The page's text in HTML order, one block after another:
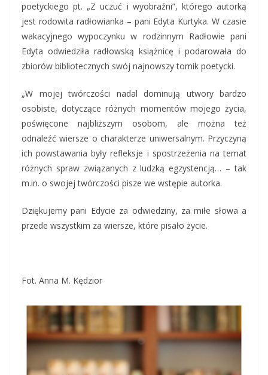
poetyckiego pt. „Z uczuć i wyobraźni”, którego autorką
jest rodowita radłowianka – pani Edyta Kurtyka. W czasie
wakacyjnego wypoczynku w rodzinnym Radłowie pani
Edyta odwiedziła radłowską książnicę i podarowała do
zbiorów bibliotecznych swój najnowszy tomik poetycki.
„W mojej twórczości nadal dominują utwory bardzo
osobiste, dotyczące różnych momentów mojego życia,
poświęcone najbliższym osobom, ale można też
odnaleźć wiersze o charakterze uniwersalnym. Przyczyną
ich powstawania były refleksje i spostrzeżenia na temat
różnych spraw związanych z ludzką egzystencją… – tak
m.in. o swojej twórczości pisze we wstępie autorka.
Dziękujemy pani Edycie za odwiedziny, za miłe słowa a
przede wszystkim za wiersze, które pisało życie.
Fot. Anna M. Kędzior